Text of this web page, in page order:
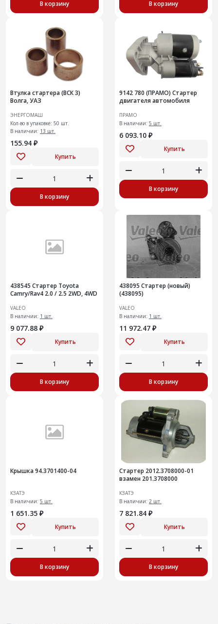
В корзину В корзину
Втулка стартера (ВСК 3)
Волга, УАЗ
ЭНЕРГОМАШ
Кол-во в упаковке: 50 шт.
В наличии: 13 шт.
155.94 ₽
Купить
В корзину
9142 780 (ПРАМО) Стартер
двигателя автомобиля
ПРАМО
В наличии: 5 шт.
6 093.10 ₽
Купить
В корзину
438545 Стартер Toyota
Camry/Rav4 2.0 / 2.5 2WD, 4WD
VALEO
В наличии: 1 шт.
9 077.88 ₽
Купить
В корзину
438095 Стартер (новый)
(438095)
VALEO
В наличии: 1 шт.
11 972.47 ₽
Купить
В корзину
Крышка 94.3701400-04
КЗАТЭ
В наличии: 5 шт.
1 651.35 ₽
Купить
В корзину
Стартер 2012.3708000-01
взамен 201.3708000
КЗАТЭ
В наличии: 2 шт.
7 821.84 ₽
Купить
В корзину